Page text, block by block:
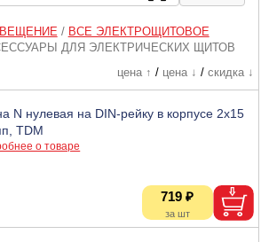
/ ВСЕ ЭЛЕКТРОЩИТОВОЕ
ДЛЯ ЭЛЕКТРИЧЕСКИХ ЩИТОВ
цена ↑ / цена ↓ / скидка ↓
N нулевая на DIN-рейку в корпусе 2х15
TDM
о товаре
719 ₽